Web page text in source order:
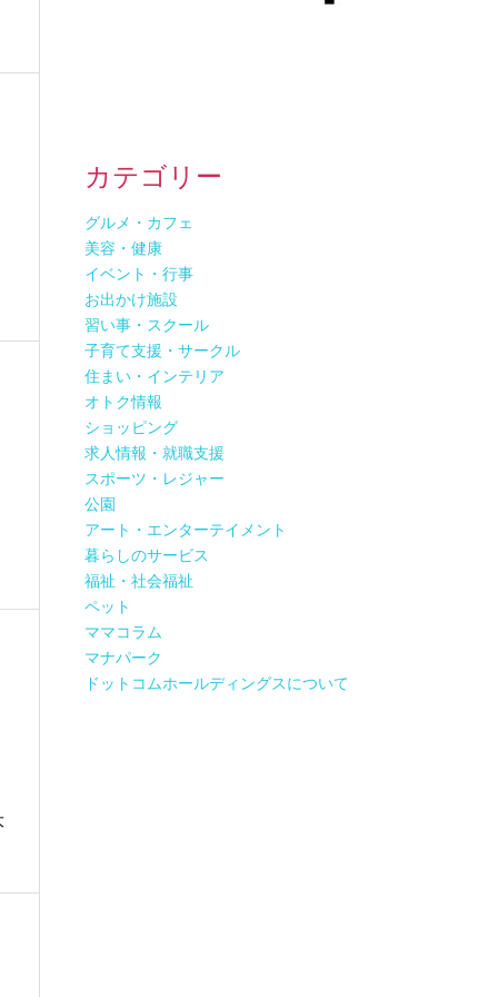
カテゴリー
グルメ・カフェ
美容・健康
イベント・行事
お出かけ施設
習い事・スクール
子育て支援・サークル
住まい・インテリア
オトク情報
ショッピング
求人情報・就職支援
スポーツ・レジャー
公園
アート・エンターテイメント
暮らしのサービス
福祉・社会福祉
ペット
ママコラム
マナパーク
ドットコムホールディングスについて